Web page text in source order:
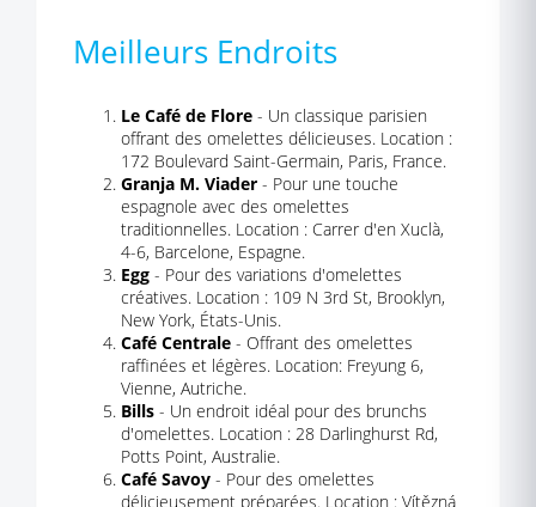
Meilleurs Endroits
Le Café de Flore - Un classique parisien
offrant des omelettes délicieuses. Location :
172 Boulevard Saint-Germain, Paris, France.
Granja M. Viader - Pour une touche
espagnole avec des omelettes
traditionnelles. Location : Carrer d'en Xuclà,
4-6, Barcelone, Espagne.
Egg - Pour des variations d'omelettes
créatives. Location : 109 N 3rd St, Brooklyn,
New York, États-Unis.
Café Centrale - Offrant des omelettes
raffinées et légères. Location: Freyung 6,
Vienne, Autriche.
Bills - Un endroit idéal pour des brunchs
d'omelettes. Location : 28 Darlinghurst Rd,
Potts Point, Australie.
Café Savoy - Pour des omelettes
délicieusement préparées. Location : Vítězná